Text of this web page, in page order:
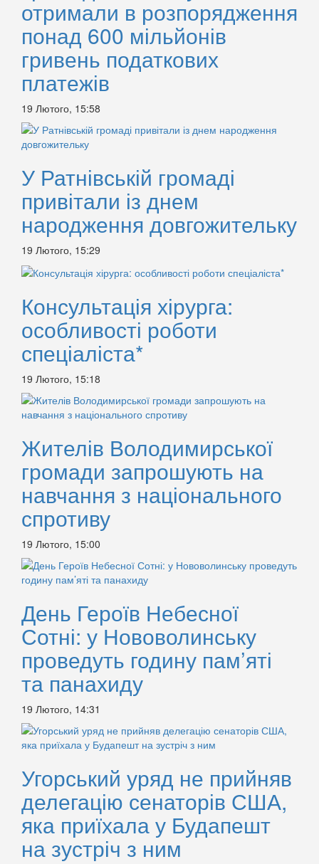
отримали в розпорядження
понад 600 мільйонів
гривень податкових
платежів
19 Лютого, 15:58
У Ратнівській громаді
привітали із днем
народження довгожительку
19 Лютого, 15:29
Консультація хірурга:
особливості роботи
спеціаліста*
19 Лютого, 15:18
Жителів Володимирської
громади запрошують на
навчання з національного
спротиву
19 Лютого, 15:00
День Героїв Небесної
Сотні: у Нововолинську
проведуть годину пам’яті
та панахиду
19 Лютого, 14:31
Угорський уряд не прийняв
делегацію сенаторів США,
яка приїхала у Будапешт
на зустріч з ним